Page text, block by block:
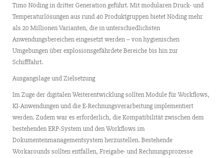
Timo Nöding in dritter Generation geführt. Mit modularen Druck- und
Temperaturlösungen aus rund 40 Produktgruppen bietet Nöding mehr
als 20 Millionen Varianten, die in unterschiedlichsten
Anwendungsbereichen eingesetzt werden – von hygienischen
Umgebungen über explosionsgefährdete Bereiche bis hin zur
Schifffahrt.
Ausgangslage und Zielsetzung
Im Zuge der digitalen Weiterentwicklung sollten Module für Workflows,
KI-Anwendungen und die E-Rechnungsverarbeitung implementiert
werden. Zudem war es erforderlich, die Kompatibilität zwischen dem
bestehenden ERP-System und den Workflows im
Dokumentenmanagementsystem herzustellen. Bestehende
Workarounds sollten entfallen, Freigabe- und Rechnungsprozesse